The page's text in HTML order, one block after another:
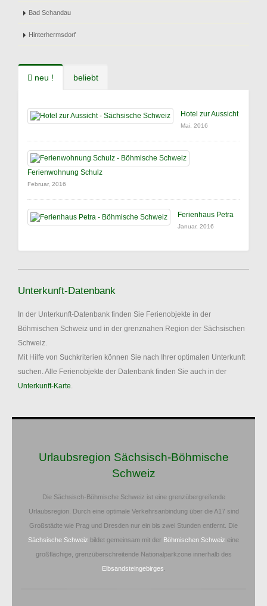
Bad Schandau
Hinterhermsdorf
neu ! beliebt
Hotel zur Aussicht
Mai, 2016
Ferienwohnung Schulz
Februar, 2016
Ferienhaus Petra
Januar, 2016
Unterkunft-Datenbank
In der Unterkunft-Datenbank finden Sie Ferienobjekte in der
Böhmischen Schweiz und in der grenznahen Region der Sächsischen
Schweiz.
Mit Hilfe von Suchkriterien können Sie nach Ihrer optimalen Unterkunft
suchen. Alle Ferienobjekte der Datenbank finden Sie auch in der
Unterkunft-Karte.
Urlaubsregion Sächsisch-Böhmische
Schweiz
Die Sächsisch-Böhmische Schweiz ist eine grenzübergreifende
Urlaubsregion. Durch eine optimale Verkehrsanbindung über die A17 sind
Großstädte wie Prag und Dresden nur ein bis zwei Stunden entfernt. Die
Sächsische Schweiz bildet gemeinsam mit der Böhmischen Schweiz eine
großflächige, grenzüberschreitende Nationalparkzone innerhalb des
Elbsandsteingebirges